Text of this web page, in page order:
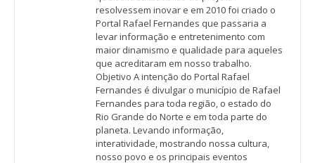
resolvessem inovar e em 2010 foi criado o
Portal Rafael Fernandes que passaria a
levar informação e entretenimento com
maior dinamismo e qualidade para aqueles
que acreditaram em nosso trabalho.
Objetivo A intenção do Portal Rafael
Fernandes é divulgar o município de Rafael
Fernandes para toda região, o estado do
Rio Grande do Norte e em toda parte do
planeta. Levando informação,
interatividade, mostrando nossa cultura,
nosso povo e os principais eventos